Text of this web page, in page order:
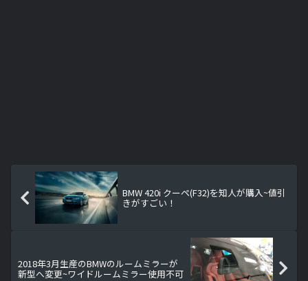
BMW 420i クーペ(F32)を知人が購入~値引
きがすごい！
2018年3月生産のBMWのルームミラーが
新型へ変更~ワイドルームミラー使用不可